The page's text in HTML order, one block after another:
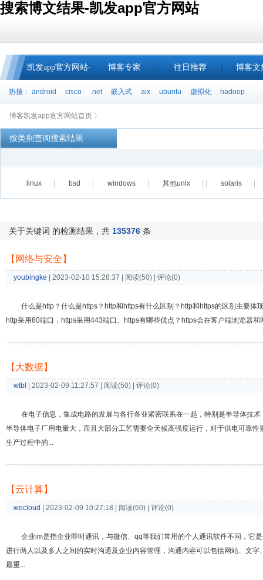
搜索博文结果-凯发app官方网站
凯发app官方网站-
凯发k8官网下载客
户端中心
博客专家 往日推荐 博客文
热搜： android cisco .net 嵌入式 aix ubuntu 虚拟化 hadoop
博客凯发app官方网站首页 〉
按类别查询搜索结果
linux bsd windows 其他unix solaris
关于关键词 的检测结果，共 135376 条
【网络与安全】
youbingke | 2023-02-10 15:28:37 | 阅读(50) | 评论(0)
什么是http？什么是https？http和https有什么区别？http和https的区别主要
http采用80端口，https采用443端口。https有哪些优点？https会在客户端浏览器
【大数据】
wtbl | 2023-02-09 11:27:57 | 阅读(50) | 评论(0)
在电子信息，集成电路的发展与各行各业紧密联系在一起，特别是半导体技
半导体电子厂用电量大，而且大部分工艺需要全天候高强度运行，对于供电可靠
生产过程中的...
【云计算】
wecloud | 2023-02-09 10:27:18 | 阅读(60) | 评论(0)
企业im是指企业即时通讯，与微信、qq等我们常用的个人通讯软件不同，它
进行两人以及多人之间的实时沟通及企业内容管理，沟通内容可以包括网站、文
最重...